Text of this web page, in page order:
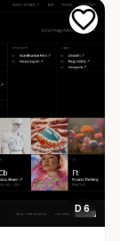
D 6